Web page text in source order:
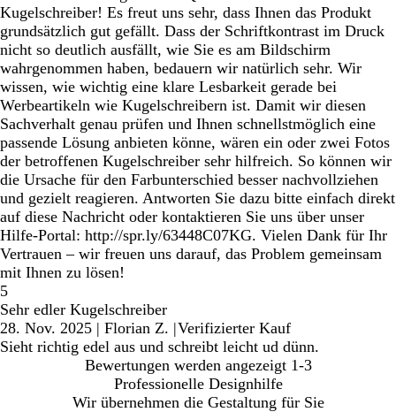
Kugelschreiber! Es freut uns sehr, dass Ihnen das Produkt
grundsätzlich gut gefällt. Dass der Schriftkontrast im Druck
nicht so deutlich ausfällt, wie Sie es am Bildschirm
wahrgenommen haben, bedauern wir natürlich sehr. Wir
wissen, wie wichtig eine klare Lesbarkeit gerade bei
Werbeartikeln wie Kugelschreibern ist. Damit wir diesen
Sachverhalt genau prüfen und Ihnen schnellstmöglich eine
passende Lösung anbieten könne, wären ein oder zwei Fotos
der betroffenen Kugelschreiber sehr hilfreich. So können wir
die Ursache für den Farbunterschied besser nachvollziehen
und gezielt reagieren. Antworten Sie dazu bitte einfach direkt
auf diese Nachricht oder kontaktieren Sie uns über unser
Hilfe-Portal: http://spr.ly/63448C07KG. Vielen Dank für Ihr
Vertrauen – wir freuen uns darauf, das Problem gemeinsam
mit Ihnen zu lösen!
5
Sehr edler Kugelschreiber
28. Nov. 2025 | Florian Z. |Verifizierter Kauf
Sieht richtig edel aus und schreibt leicht ud dünn.
Bewertungen werden angezeigt 1-3
Professionelle Designhilfe
Wir übernehmen die Gestaltung für Sie